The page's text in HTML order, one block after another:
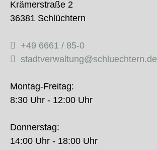
Krämerstraße 2
36381 Schlüchtern
+49 6661 / 85-0
stadtverwaltung@schluechtern.de
Montag-Freitag:
8:30 Uhr - 12:00 Uhr
Donnerstag:
14:00 Uhr - 18:00 Uhr